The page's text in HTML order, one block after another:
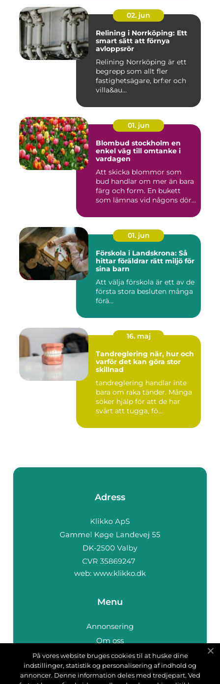
02. jun
Relining i Norrköping: Ett
smart sätt att förnya
avloppsrör
Relining Norrköping är ett
begrepp som allt fler
fastighetsägare, brf:er och
villa&au...
01. jun
Blombud stockholm en
enkel väg till omtanke i
vardagen
Att skicka blommor som
bud handlar om mer än bara
färg och form. En bukett
som lämnas vid någons dör...
01. jun
Förskola i Landskrona: Så
hittar föräldrar rätt miljö för
sina barn
Att välja förskola är ett av de
första stora besluten många
förä...
16. maj
Tandreglering när, hur och
varför det kan göra stor
skillnad
tandreglering handlar inte
bara om raka tänder. Många
söker hjälp för att de har
svårt att tugga, fö...
Adress
web: www.klikko.dk
Menu
Annonsering
Om oss
Cookies
Kontakta oss
På vores website bruges cookies til at huske dine
indstillinger, statistik og personalisering af indhold og
annoncer. Denne information deles med tredjepart. Ved